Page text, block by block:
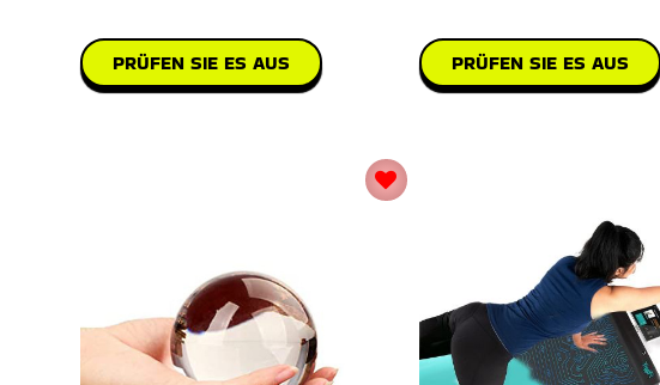
PRÜFEN SIE ES AUS PRÜFEN SIE ES AUS